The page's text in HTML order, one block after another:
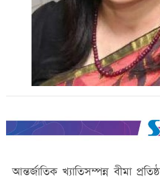
আন্তর্জাতিক খ্যাতিসম্পন্ন বীমা